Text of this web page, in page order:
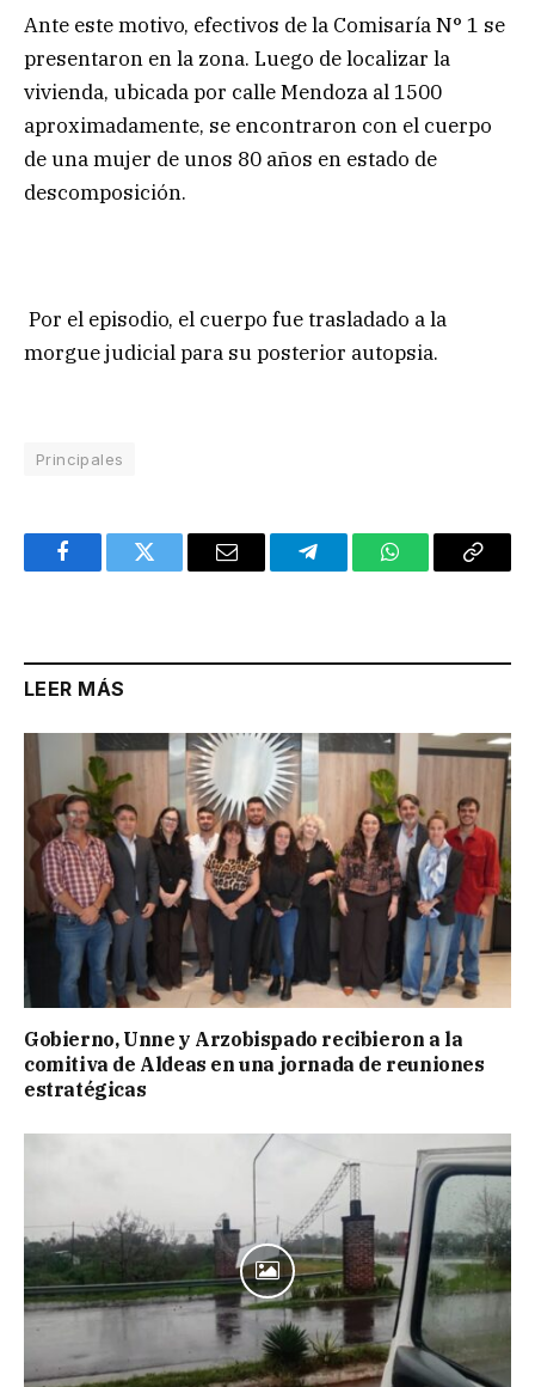
Ante este motivo, efectivos de la Comisaría N° 1 se
presentaron en la zona. Luego de localizar la
vivienda, ubicada por calle Mendoza al 1500
aproximadamente, se encontraron con el cuerpo
de una mujer de unos 80 años en estado de
descomposición.
Por el episodio, el cuerpo fue trasladado a la
morgue judicial para su posterior autopsia.
Principales
FacebookTwitter Email TelegramWhatsAppCopy
LEER MÁS
Gobierno, Unne y Arzobispado recibieron a la
comitiva de Aldeas en una jornada de reuniones
estratégicas